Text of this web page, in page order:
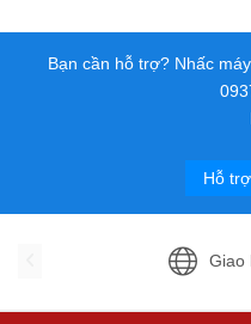
Bạn cần hỗ trợ? Nhấc
Hỗ
Giao